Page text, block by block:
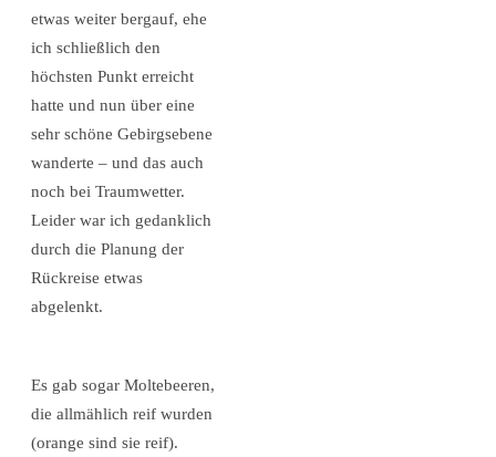
etwas weiter bergauf, ehe
ich schließlich den
höchsten Punkt erreicht
hatte und nun über eine
sehr schöne Gebirgsebene
wanderte – und das auch
noch bei Traumwetter.
Leider war ich gedanklich
durch die Planung der
Rückreise etwas
abgelenkt.
Es gab sogar Moltebeeren,
die allmählich reif wurden
(orange sind sie reif).